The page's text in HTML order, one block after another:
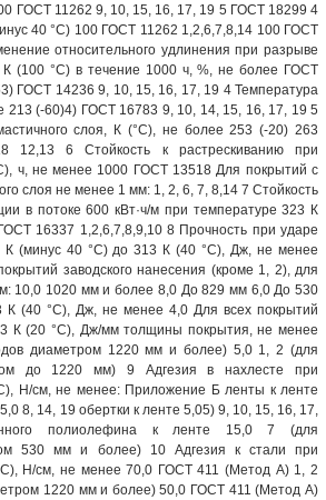
ГОСТ 11262 9, 10, 15, 16, 17, 19 5 ГОСТ 18299 4
40 °С) 100 ГОСТ 11262 1,2,6,7,8,14 100 ГОСТ
относительного удлинения при разрыве
(100 °С) в течение 1000 ч, %, не более ГОСТ
ГОСТ 14236 9, 10, 15, 16, 17, 19 4 Температура
213 (-60)4) ГОСТ 16783 9, 10, 14, 15, 16, 17, 19 5
слоя, К (°С), не более 253 (-20) 263
12,13 6 Стойкость к растрескиванию при
ч, не менее 1000 ГОСТ 13518 Для покрытий с
слоя не менее 1 мм: 1, 2, 6, 7, 8,14 7 Стойкость
в потоке 600 кВт·ч/м при температуре 323 К
16337 1,2,6,7,8,9,10 8 Прочность при ударе
К (минус 40 °С) до 313 К (40 °С), Дж, не менее
заводского нанесения (кроме 1, 2), для
10,0 1020 мм и более 8,0 До 829 мм 6,0 До 530
(40 °С), Дж, не менее 4,0 Для всех покрытий
К (20 °С), Дж/мм толщины покрытия, не менее
диаметром 1220 мм и более) 5,0 1, 2 (для
до 1220 мм) 9 Адгезия в нахлесте при
Н/см, не менее: Приложение Б ленты к ленте
8, 14, 19 обертки к ленте 5,05) 9, 10, 15, 16, 17,
полиолефина к ленте 15,0 7 (для
530 мм и более) 10 Адгезия к стали при
Н/см, не менее 70,0 ГОСТ 411 (Метод А) 1, 2
1220 мм и более) 50,0 ГОСТ 411 (Метод A)